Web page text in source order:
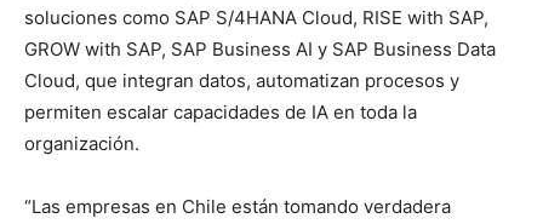
soluciones como SAP S/4HANA Cloud, RISE with SAP,
GROW with SAP, SAP Business AI y SAP Business Data
Cloud, que integran datos, automatizan procesos y
permiten escalar capacidades de IA en toda la
organización.
“Las empresas en Chile están tomando verdadera